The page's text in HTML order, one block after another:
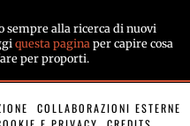
sempre alla ricerca di nuovi
questa pagina per capire cosa
per proporti.
COLLABORAZIONI ESTERNE